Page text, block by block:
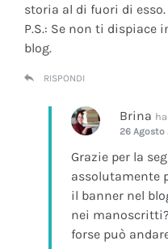
storia al di fuori di esso.
P.S.: Se non ti dispiace
blog.
RISPONDI
Brina
26 Agosto
Grazie per la
assolutamente
il banner nel
nei
forse può